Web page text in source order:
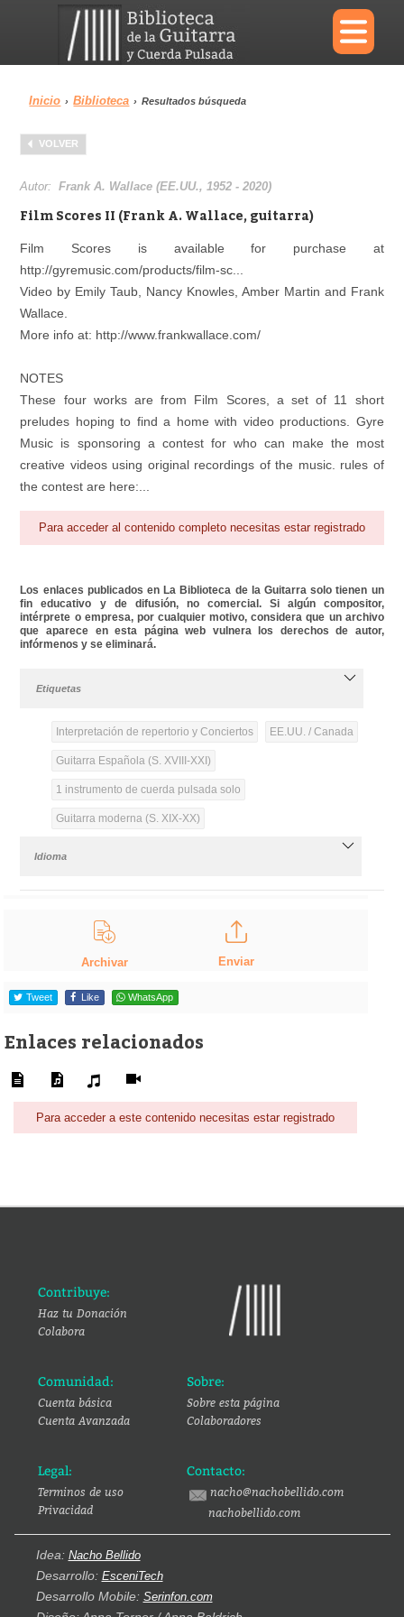
×
Menu
Biblioteca Diccionario
Área personal
Inicio › Biblioteca › Resultados búsqueda
VOLVER
Autor:Frank A. Wallace (EE.UU., 1952 - 2020)
Film Scores II (Frank A. Wallace, guitarra)
Film Scores is available for purchase at
http://gyremusic.com/products/film-sc...
Video by Emily Taub, Nancy Knowles, Amber Martin and Frank
Wallace.
More info at: http://www.frankwallace.com/
NOTES
These four works are from Film Scores, a set of 11 short
preludes hoping to find a home with video productions. Gyre
Music is sponsoring a contest for who can make the most
creative videos using original recordings of the music. rules of
the contest are here:...
Para acceder al contenido completo necesitas estar registrado
Los enlaces publicados en La Biblioteca de la Guitarra solo tienen un
fin educativo y de difusión, no comercial. Si algún compositor,
intérprete o empresa, por cualquier motivo, considera que un archivo
que aparece en esta página web vulnera los derechos de autor,
infórmenos y se eliminará.
Etiquetas
Interpretación de repertorio y Conciertos EE.UU. / Canada
Guitarra Española (S. XVIII-XXI)
1 instrumento de cuerda pulsada solo
Guitarra moderna (S. XIX-XX)
Idioma
Archivar Enviar
Tweet Like WhatsApp
Enlaces relacionados
Para acceder a este contenido necesitas estar registrado
Contribuye:
Haz tu Donación
Colabora
Comunidad:
Cuenta básica
Cuenta Avanzada
Sobre:
Sobre esta página
Colaboradores
Legal:
Terminos de uso
Privacidad
Contacto:
nacho@nachobellido.com
nachobellido.com
Idea: Nacho Bellido
Desarrollo: EsceniTech
Desarrollo Mobile: Serinfon.com